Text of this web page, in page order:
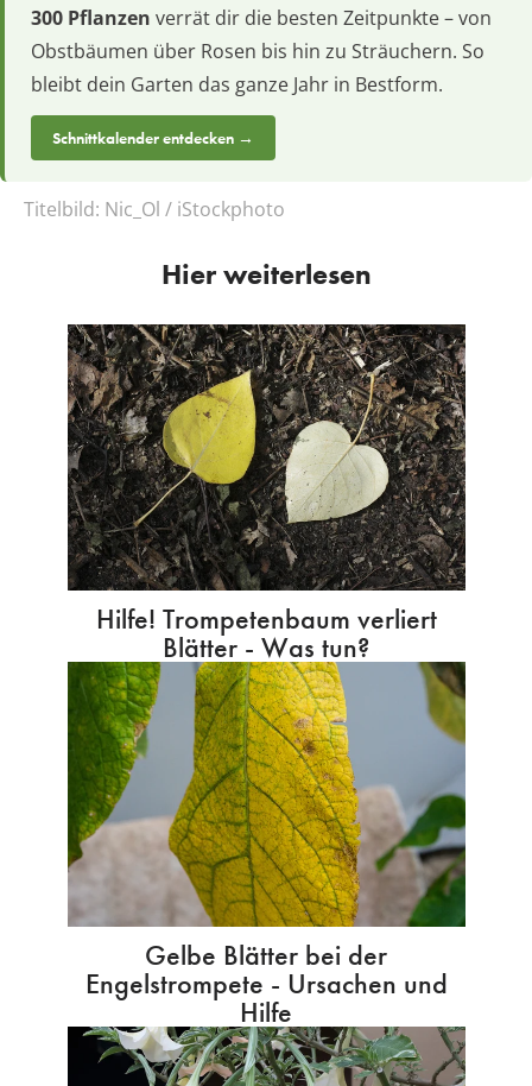
300 Pflanzen verrät dir die besten Zeitpunkte – von
Obstbäumen über Rosen bis hin zu Sträuchern. So
bleibt dein Garten das ganze Jahr in Bestform.
Schnittkalender entdecken →
Titelbild: Nic_Ol / iStockphoto
Hier weiterlesen
Hilfe! Trompetenbaum verliert
Blätter - Was tun?
Gelbe Blätter bei der
Engelstrompete - Ursachen und
Hilfe